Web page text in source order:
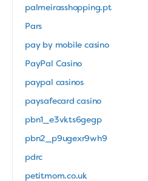
palmeirasshopping.pt
Pars
pay by mobile casino
PayPal Casino
paypal casinos
paysafecard casino
pbn1_e3vkts6gegp
pbn2_p9ugexr9wh9
pdrc
petitmom.co.uk